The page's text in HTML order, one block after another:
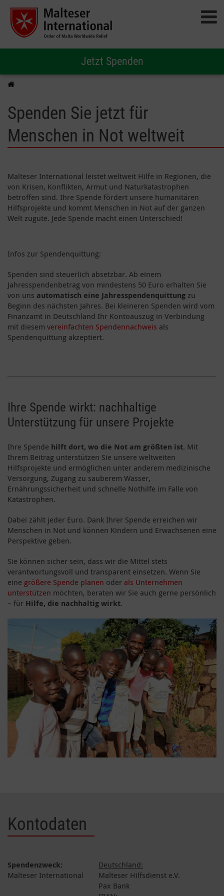
Jetzt Spenden
Spenden Sie jetzt für
Menschen in Not weltweit
Malteser International leistet weltweit Hilfe in Regionen, die
von Krisen, Konflikten, Armut und Naturkatastrophen
betroffen sind. Ihre Spende fördert unsere humanitären
Hilfsprojekte und kommt Menschen in Not auf der ganzen
Welt zugute. Jede Spende macht einen Unterschied!
Infos zur Spendenquittung:
Spenden sind steuerlich absetzbar. Ab einem
Jahresspendenbetrag von mindestens 50 Euro erhalten Sie
von uns automatisch eine Jahresspendenquittung zu
Beginn des nächsten Jahres. Bei kleineren Spenden wird vom
Finanzamt in Deutschland Ihr Kontoauszug in Verbindung
mit diesem vereinfachten Spendennachweis als
Spendenquittung akzeptiert.
Ihre Spende wirkt: nachhaltige
Unterstützung für unsere Projekte
Ihre Spende hilft dort, wo die Not am größten ist. Mit
Ihrem Beitrag unterstützen Sie unsere weltweiten
Hilfsprojekte und ermöglichen unter anderem medizinische
Versorgung, Zugang zu sauberem Wasser,
Ernährungssicherheit und schnelle Nothilfe im Falle von
Katastrophen.
Dabei zählt jeder Euro. Dank Ihrer Spende erreichen wir
Menschen in Not und können Kindern und Erwachsenen eine
Perspektive geben.
Sie können sicher sein, dass wir die Mittel stets
verantwortungsvoll und transparent einsetzen. Wenn Sie
eine größere Spende planen oder als Unternehmen
unterstützen möchten, beraten wir Sie auch gerne persönlich
– für Hilfe, die nachhaltig wirkt.
Kontodaten
Spendenzweck:
Malteser International
Deutschland:
Malteser Hilfsdienst e.V.
Pax Bank